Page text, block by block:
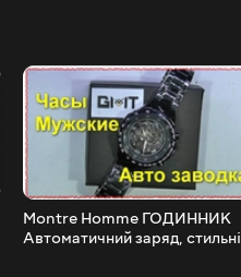
Montre Homme ГОДИННИК
Автоматичний заряд, стильні